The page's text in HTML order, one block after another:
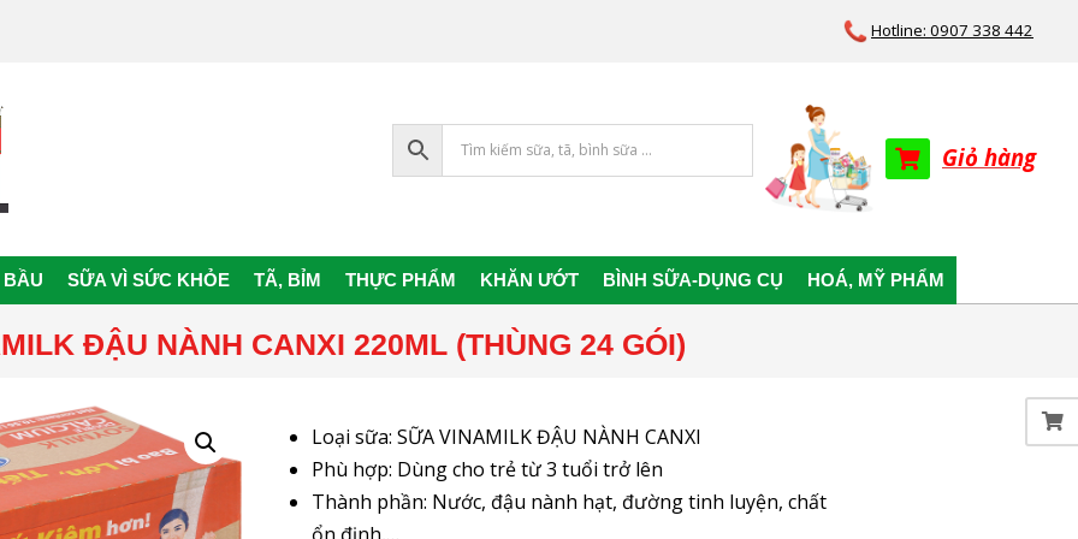
Hotline: 0907 338 442
Giỏ hàng
Primary
Menu
BẦU SỮA VÌ SỨC KHỎE TÃ, BỈM THỰC PHẨM KHĂN ƯỚT BÌNH SỮA-DỤNG CỤ HOÁ, MỸ PHẨM
ĐẬU NÀNH CANXI 220ML (THÙNG 24 GÓI)
Loại sữa: SỮA VINAMILK ĐẬU NÀNH CANXI
Phù hợp: Dùng cho trẻ từ 3 tuổi trở lên
Thành phần: Nước, đậu nành hạt, đường tinh luyện, chất